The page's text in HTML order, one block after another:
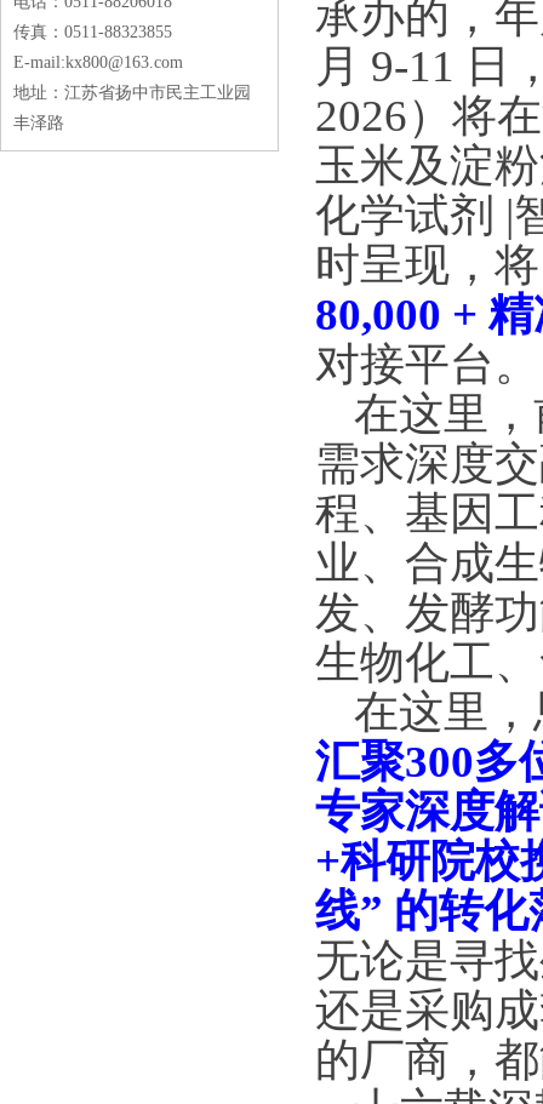
传真：0511-88323855
E-mail:kx800@163.com
地址：江苏省扬中市民主工业园
丰泽路
承办的，
月 9-11 日
2026）将
玉米及淀
化学试剂 |
时呈现，将
80,000 +
对接平台。
在这里
需求深度
程、基因
业、合成
发、发酵
生物化工
在这里
汇聚300多
专家深度
+科研院校
线” 的转化
无论是寻找
还是采购
的厂商，